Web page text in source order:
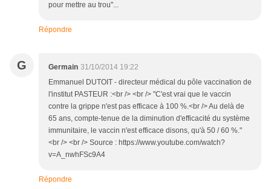
pour mettre au trou"...
Répondre
G Germain 31/10/2014 19:22
Emmanuel DUTOIT - directeur médical du pôle vaccination de
l'institut PASTEUR :<br /> <br /> "C'est vrai que le vaccin
contre la grippe n'est pas efficace à 100 %.<br /> Au delà de
65 ans, compte-tenue de la diminution d'efficacité du système
immunitaire, le vaccin n'est efficace disons, qu'à 50 / 60 %."
<br /> <br /> Source : https://www.youtube.com/watch?
v=A_nwhFSc9A4
Répondre